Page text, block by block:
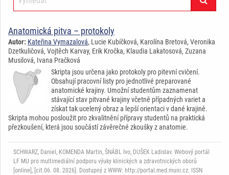
Anatomická pitva – protokoly
Autor: Kateřina Vymazalová, Lucie Kubíčková, Karolína Bretová, Veronika
Dzetkuličová, Vojtěch Karvay, Erik Kročka, Klaudia Lakatosová, Zuzana
Musilová, Ivana Pračková
Skripta jsou určena jako protokoly pro pitevní cvičení.
Obsahují pracovní listy pro jednotlivé preparované
anatomické krajiny. Umožní studentům zaznamenat
stávající stav pitvané krajiny včetně případných variet a
získat tak ucelený obraz a lepší orientaci v dané krajině.
Skripta mohou posloužit pro zkvalitnění přípravy studentů na praktická
přezkoušení, která jsou součástí závěrečné zkoušky z anatomie.
SCHWARZ, Daniel, KOMENDA Martin, ŠNÁBL Ivo, DUŠEK Ladislav. Webový portál
LF MU pro multimediální podporu výuky klinických a zdravotnických oborů
[online], [cit.06. 08. 2026]. Dostupný z WWW: http://portal.med.muni.cz. ISSN